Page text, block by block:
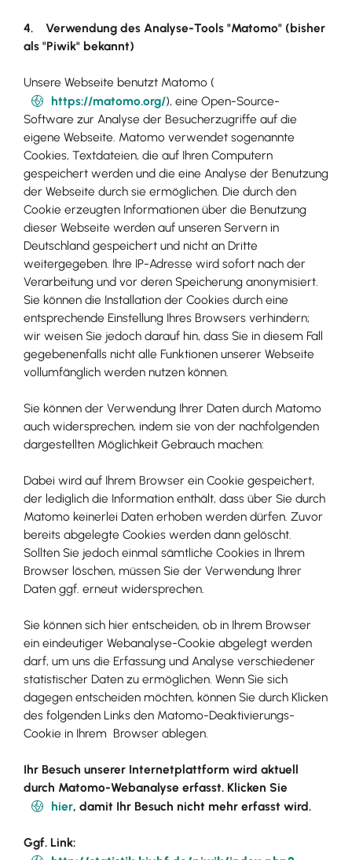
4. Verwendung des Analyse-Tools "Matomo" (bisher
als "Piwik" bekannt)
Unsere Webseite benutzt Matomo (
https://matomo.org/), eine Open-Source-
Software zur Analyse der Besucherzugriffe auf die
eigene Webseite. Matomo verwendet sogenannte
Cookies, Textdateien, die auf Ihren Computern
gespeichert werden und die eine Analyse der Benutzung
der Webseite durch sie ermöglichen. Die durch den
Cookie erzeugten Informationen über die Benutzung
dieser Webseite werden auf unseren Servern in
Deutschland gespeichert und nicht an Dritte
weitergegeben. Ihre IP-Adresse wird sofort nach der
Verarbeitung und vor deren Speicherung anonymisiert.
Sie können die Installation der Cookies durch eine
entsprechende Einstellung Ihres Browsers verhindern;
wir weisen Sie jedoch darauf hin, dass Sie in diesem Fall
gegebenenfalls nicht alle Funktionen unserer Webseite
vollumfänglich werden nutzen können.
Sie können der Verwendung Ihrer Daten durch Matomo
auch widersprechen, indem sie von der nachfolgenden
dargestellten Möglichkeit Gebrauch machen:
Dabei wird auf Ihrem Browser ein Cookie gespeichert,
der lediglich die Information enthält, dass über Sie durch
Matomo keinerlei Daten erhoben werden dürfen. Zuvor
bereits abgelegte Cookies werden dann gelöscht.
Sollten Sie jedoch einmal sämtliche Cookies in Ihrem
Browser löschen, müssen Sie der Verwendung Ihrer
Daten ggf. erneut widersprechen.
Sie können sich hier entscheiden, ob in Ihrem Browser
ein eindeutiger Webanalyse-Cookie abgelegt werden
darf, um uns die Erfassung und Analyse verschiedener
statistischer Daten zu ermöglichen. Wenn Sie sich
dagegen entscheiden möchten, können Sie durch Klicken
des folgenden Links den Matomo-Deaktivierungs-
Cookie in Ihrem Browser ablegen.
Ihr Besuch unserer Internetplattform wird aktuell
durch Matomo-Webanalyse erfasst. Klicken Sie
hier, damit Ihr Besuch nicht mehr erfasst wird.
Ggf. Link: